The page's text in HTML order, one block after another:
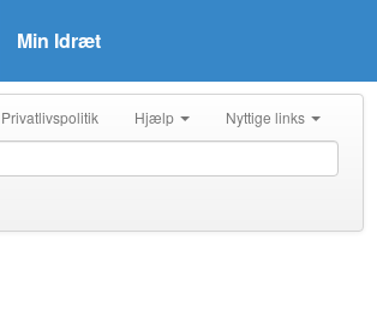
Min Idræt
Privatlivspolitik Hjælp Nyttige links